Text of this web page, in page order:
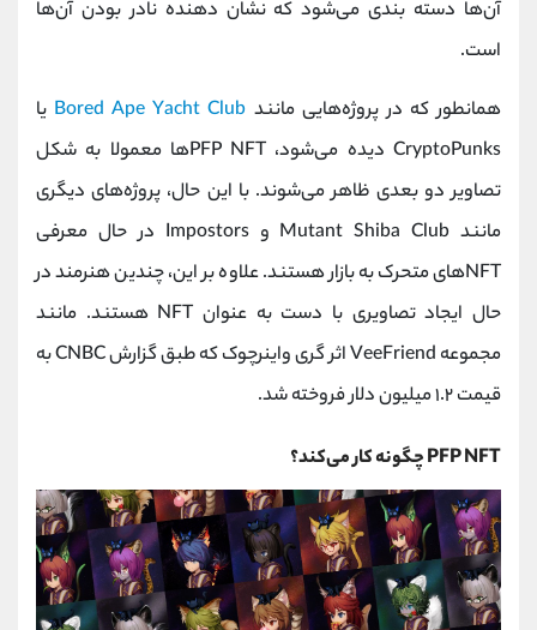
آن‌ها دسته بندی می‌شود که نشان دهنده نادر بودن آن‌ها
است.
همانطور که در پروژه‌هایی مانند Bored Ape Yacht Club یا
CryptoPunks دیده می‌شود، PFP NFTها معمولا به شکل
تصاویر دو بعدی ظاهر می‌شوند. با این حال، پروژه‌های دیگری
مانند Mutant Shiba Club و Impostors در حال معرفی
NFTهای متحرک به بازار هستند. علاوه بر این، چندین هنرمند در
حال ایجاد تصاویری با دست به عنوان NFT هستند. مانند
مجموعه VeeFriend اثر گری واینرچوک که طبق گزارش CNBC به
قیمت ۱.۲ میلیون دلار فروخته شد.
PFP NFT چگونه کار می‌کند؟